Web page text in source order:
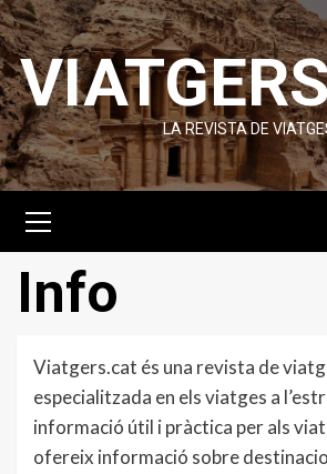
Skip
to
content
LA REVISTA DE
Menu
Info
Viatgers.cat és una revista de
especialitzada en els viatges a
informació útil i pràctica per als
ofereix informació sobre